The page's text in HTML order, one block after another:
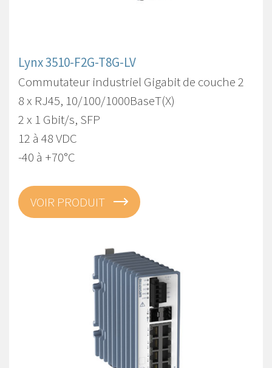
Lynx 3510-F2G-T8G-LV
Commutateur industriel Gigabit de couche 2
8 x RJ45, 10/100/1000BaseT(X)
2 x 1 Gbit/s, SFP
12 à 48 VDC
-40 à +70°C
VOIR PRODUIT